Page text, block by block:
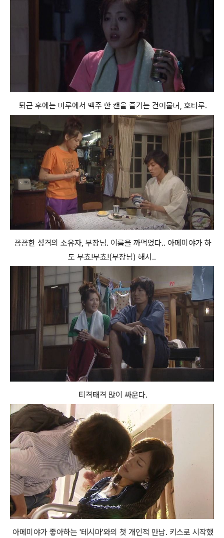
퇴근 후에는 마루에서 맥주 한 캔을 즐기는 건어물녀, 호타루.
꼼꼼한 성격의 소유자, 부장님. 이름을 까먹었다.. 아메미야가 하
도 부쵸!부쵸!(부장님) 해서..
티격태격 많이 싸운다.
아메미야가 좋아하는 '테시마'와의 첫 개인적 만남. 키스로 시작했